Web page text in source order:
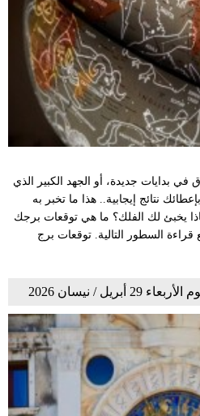
سيارات
في بدايات جديدة، أو الجهد الكبير الذي
نتائج إيجابية.. هذا ما تخبر به
يخبئ لك الفلك؟ ما هي توقعات برجك
السطور التالية. توقعات برج
/ نيسان 2026